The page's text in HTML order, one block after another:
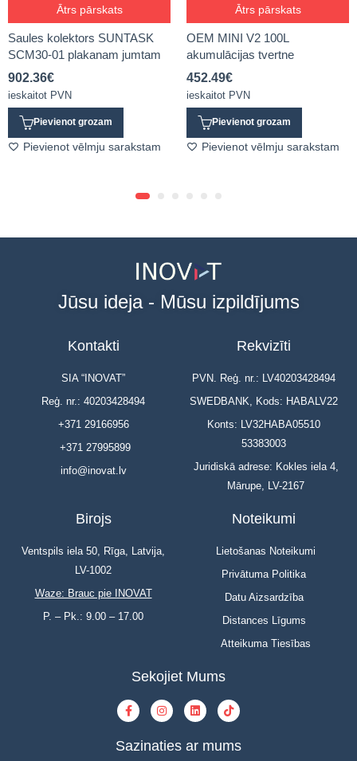
Ātrs pārskats
Saules kolektors SUNTASK
SCM30-01 plakanam jumtam
902.36€
ieskaitot PVN
Pievienot grozam
Pievienot vēlmju sarakstam
Ātrs pārskats
OEM MINI V2 100L
akumulācijas tvertne
452.49€
ieskaitot PVN
Pievienot grozam
Pievienot vēlmju sarakstam
Jūsu ideja - Mūsu izpildījums
Kontakti
SIA “INOVAT”
Reģ. nr.: 40203428494
+371 29166956
+371 27995899
info@inovat.lv
Rekvizīti
PVN. Reģ. nr.: LV40203428494
SWEDBANK, Kods: HABALV22
Konts: LV32HABA05510
53383003
Juridiskā adrese: Kokles iela 4,
Mārupe, LV-2167
Birojs
Ventspils iela 50, Rīga, Latvija,
LV-1002
Waze: Brauc pie INOVAT
P. – Pk.: 9.00 – 17.00
Noteikumi
Lietošanas Noteikumi
Privātuma Politika
Datu Aizsardzība
Distances Līgums
Atteikuma Tiesības
Sekojiet Mums
Sazinaties ar mums